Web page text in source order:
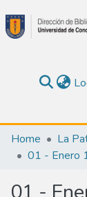
Communities
Calendar
Home
01 - Enero